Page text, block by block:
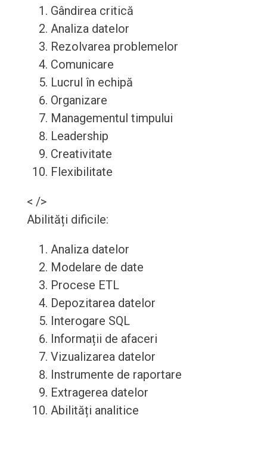
Gândirea critică
Analiza datelor
Rezolvarea problemelor
Comunicare
Lucrul în echipă
Organizare
Managementul timpului
Leadership
Creativitate
Flexibilitate
< />
Abilități dificile:
Analiza datelor
Modelare de date
Procese ETL
Depozitarea datelor
Interogare SQL
Informații de afaceri
Vizualizarea datelor
Instrumente de raportare
Extragerea datelor
Abilități analitice